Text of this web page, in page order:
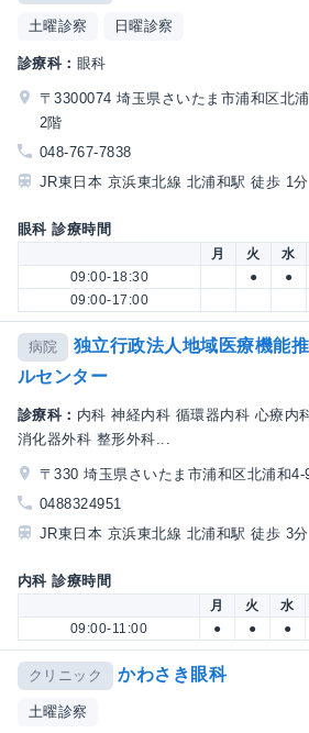
土曜診察 日曜診察
診療科： 眼科
〒3300074 埼玉県さいたま市浦和区北
2階
048-767-7838
JR東日本 京浜東北線 北浦和駅 徒歩 1分
眼科 診療時間
月 火 水
09:00-18:30
● ●
09:00-17:00
病院
独立行政法人地域医療機能
ルセンター
診療科： 内科 神経内科 循環器内科 心療内
消化器外科 整形外科...
〒330 埼玉県さいたま市浦和区北浦和4-
0488324951
JR東日本 京浜東北線 北浦和駅 徒歩 3分
内科 診療時間
月 火 水
09:00-11:00
● ● ●
クリニック かわさき眼科
土曜診察